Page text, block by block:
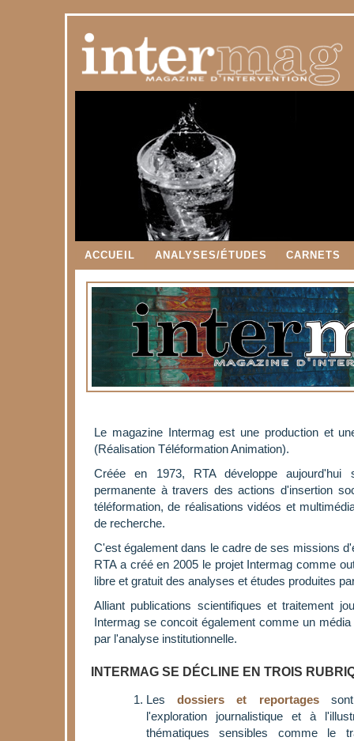
ACCUEIL ANALYSES/ÉTUDES CARNETS
Le magazine Intermag est une production et
(Réalisation Téléformation Animation).
Créée en 1973, RTA développe aujourd'hui
permanente à travers des actions d'insertion
téléformation, de réalisations vidéos et
de recherche.
C'est également dans le cadre de ses missions
RTA a créé en 2005 le projet Intermag comme
libre et gratuit des analyses et études produites
Alliant publications scientifiques et traitement
Intermag se concoit également comme un
par l'analyse institutionnelle.
INTERMAG SE DÉCLINE EN TROIS
Lesdossiers et reportagessont
l'exploration journalistique et à
thématiques sensibles comme le